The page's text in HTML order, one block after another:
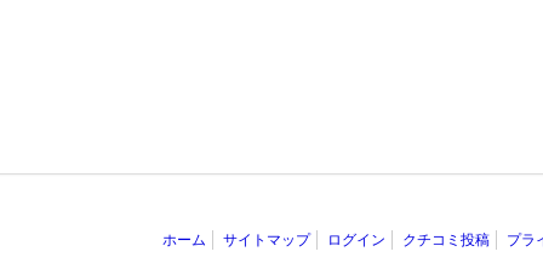
ホーム サイトマップ ログイン クチコミ投稿 プラ